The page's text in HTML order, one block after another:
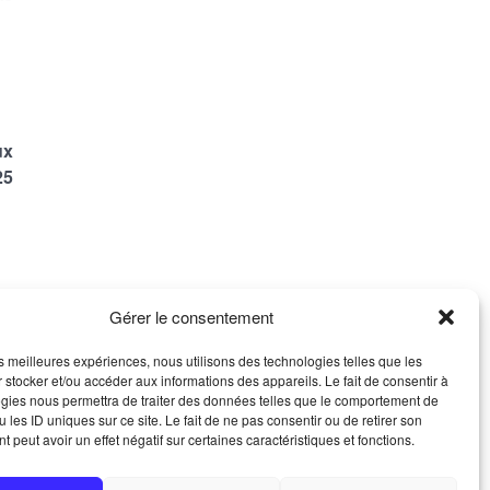
Gérer le consentement
meilleures expériences, nous utilisons des technologies telles que les
stocker et/ou accéder aux informations des appareils. Le fait de consentir à
nous permettra de traiter des données telles que le comportement de
les ID uniques sur ce site. Le fait de ne pas consentir ou de retirer son
peut avoir un effet négatif sur certaines caractéristiques et fonctions.
légales
de protection des données